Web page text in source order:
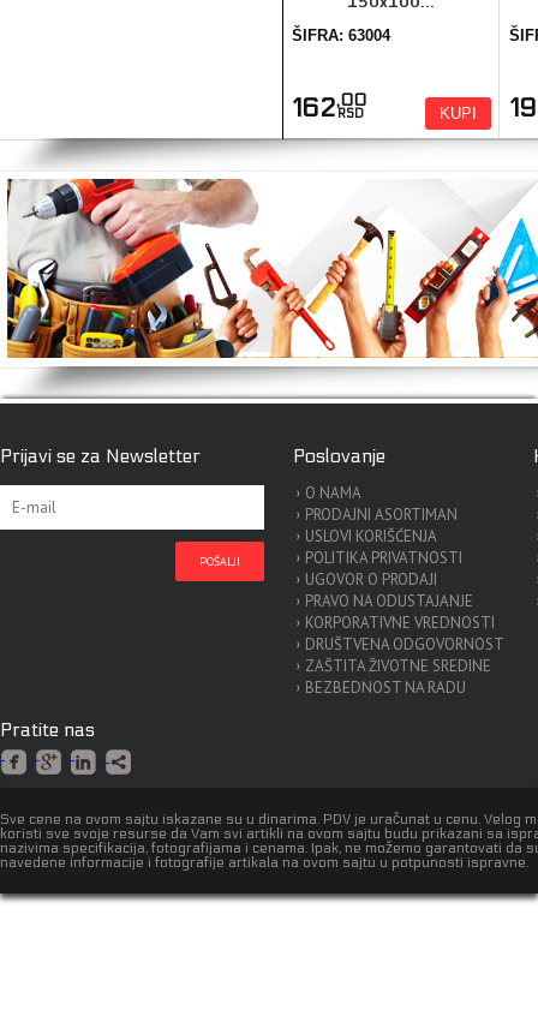
ŠIFRA: 63004
162,00
RSD KUPI
Prijavi se za Newsletter Poslovanje
O NAMA
PRODAJNI ASORTIMAN
USLOVI KORIŠĆENJA
POLITIKA PRIVATNOSTI
UGOVOR O PRODAJI
PRAVO NA ODUSTAJANJE
KORPORATIVNE VREDNOSTI
DRUŠTVENA ODGOVORNOST
ZAŠTITA ŽIVOTNE SREDINE
BEZBEDNOST NA RADU
Pratite nas
Sve cene na ovom sajtu iskazane su u dinarima. PDV je uračunat u cenu. Velog
koristi sve svoje resurse da Vam svi artikli na ovom sajtu budu prikazani sa
nazivima specifikacija, fotografijama i cenama. Ipak, ne možemo garantovati da
navedene informacije i fotografije artikala na ovom sajtu u potpunosti ispravne.